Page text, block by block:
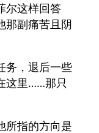
尔这样回答
那副痛苦且阴
务，退后一些
这里……那只
所指的方向是